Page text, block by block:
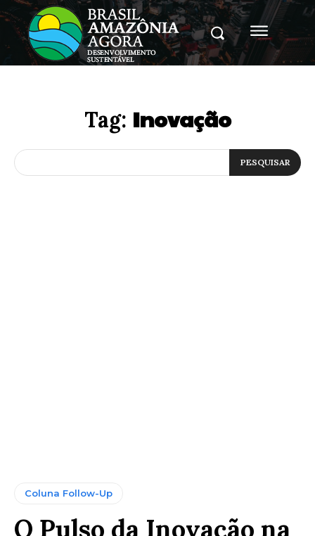
Tag: Inovação
PESQUISAR
Coluna Follow-Up
O Pulso da Inovação na